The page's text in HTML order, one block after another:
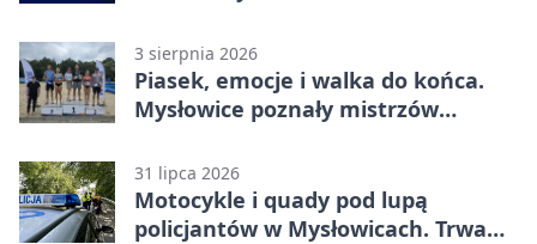
3 sierpnia 2026
Piasek, emocje i walka do końca.
Mysłowice poznały mistrzów
31 lipca 2026
Motocykle i quady pod lupą
policjantów w Mysłowicach. Trwa